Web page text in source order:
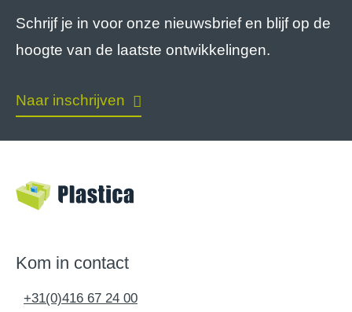
Schrijf je in voor onze nieuwsbrief en blijf op de
hoogte van de laatste ontwikkelingen.
Naar inschrijven
Kom in contact
+31(0)416 67 24 00